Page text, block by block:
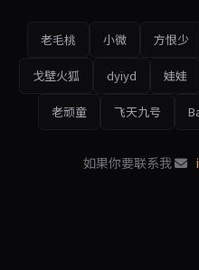
老毛桃 小微 方恨少
戈壁火狐 dyiyd 娃娃
老顽童 飞天九号
如果你要联系我